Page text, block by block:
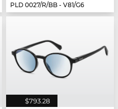
PLD 0027/R/BB - V81/G6
$793.28